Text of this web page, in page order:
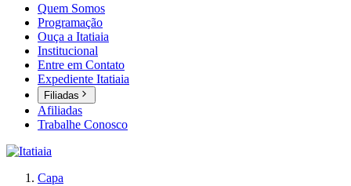
Quem Somos
Programação
Ouça a Itatiaia
Institucional
Entre em Contato
Expediente Itatiaia
Filiadas
Afiliadas
Trabalhe Conosco
Capa